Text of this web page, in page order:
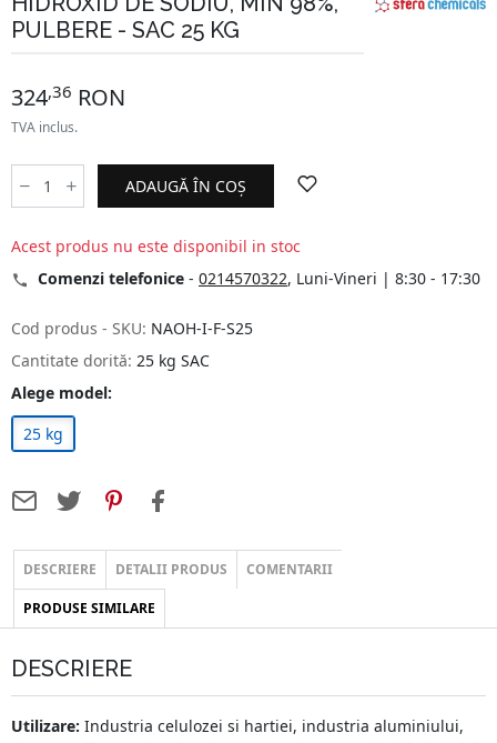
PULBERE - SAC 25 KG
324,36 RON
TVA inclus.
ADAUGĂ ÎN COȘ
Acest produs nu este disponibil in stoc
Comenzi telefonice - 0214570322, Luni-Vineri | 8:30 - 17:30
Cod produs - SKU: NAOH-I-F-S25
Cantitate dorită: 25 kg SAC
Alege model:
25 kg
DESCRIERE DETALII PRODUS COMENTARII
PRODUSE SIMILARE
DESCRIERE
Utilizare: Industria celulozei si hartiei, industria aluminiului,